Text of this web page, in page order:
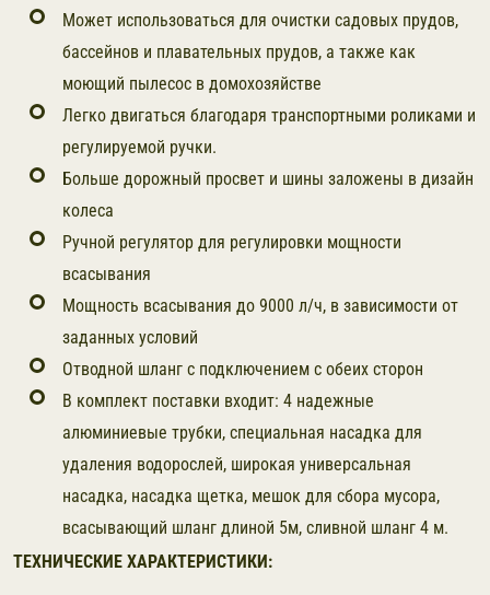
Может использоваться для очистки садовых прудов,
бассейнов и плавательных прудов, а также как
моющий пылесос в домохозяйстве
Легко двигаться благодаря транспортными роликами и
регулируемой ручки.
Больше дорожный просвет и шины заложены в дизайн
колеса
Ручной регулятор для регулировки мощности
всасывания
Мощность всасывания до 9000 л/ч, в зависимости от
заданных условий
Отводной шланг с подключением с обеих сторон
В комплект поставки входит: 4 надежные
алюминиевые трубки, специальная насадка для
удаления водорослей, широкая универсальная
насадка, насадка щетка, мешок для сбора мусора,
всасывающий шланг длиной 5м, сливной шланг 4 м.
ТЕХНИЧЕСКИЕ ХАРАКТЕРИСТИКИ: